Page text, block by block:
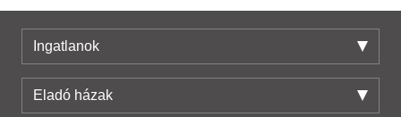
Ingatlanok
Eladó házak